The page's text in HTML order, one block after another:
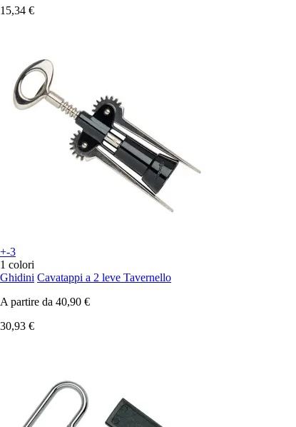
15,34 €
+-3
1 colori
Ghidini Cavatappi a 2 leve Tavernello
A partire da 40,90 €
30,93 €